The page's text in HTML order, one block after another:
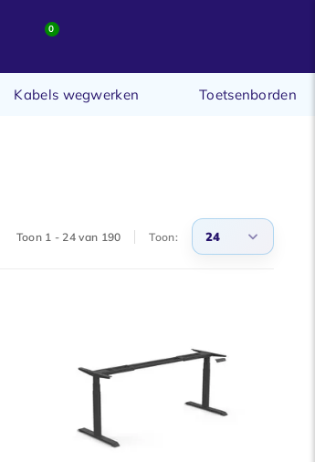
0
Kabels wegwerken Toetsenborden
Toon 1 - 24 van 190 Toon: 24